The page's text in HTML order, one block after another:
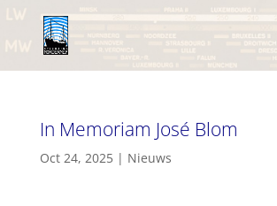
In Memoriam José Blom
Oct 24, 2025| Nieuws